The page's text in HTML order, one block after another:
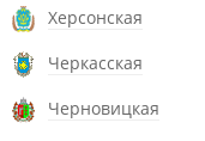
Херсонская
Черкасская
Черновицкая